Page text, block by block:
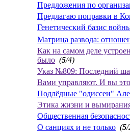
Предложения по
Предлагаю поправки в
Генетический базис
Матрица развода:
Как на самом деле
было (5/4)
Указ №809: Последний
Вами управляют. И вы
Подлёдные "одиссеи"
Этика жизни и
Общественная
О санциях и не только (5/